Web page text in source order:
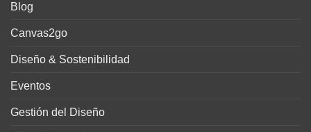
Blog
Canvas2go
Diseño & Sostenibilidad
Eventos
Gestión del Diseño